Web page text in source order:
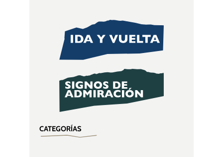
CATEGORÍAS